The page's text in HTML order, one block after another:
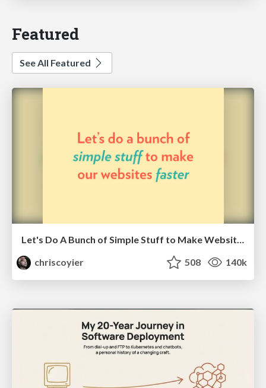
Featured
See All Featured
Let's Do A Bunch of Simple Stuff to Make Websites Faster
chriscoyier
508 140k